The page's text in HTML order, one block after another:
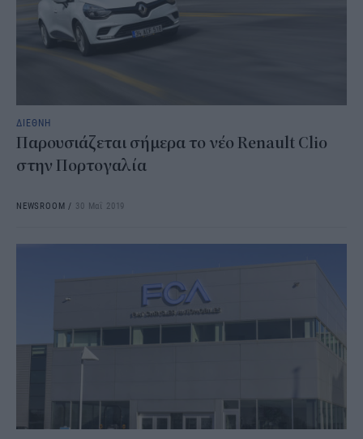
ΔΙΕΘΝΗ
Παρουσιάζεται σήμερα το νέο Renault Clio
στην Πορτογαλία
NEWSROOM / 30 Μαΐ 2019